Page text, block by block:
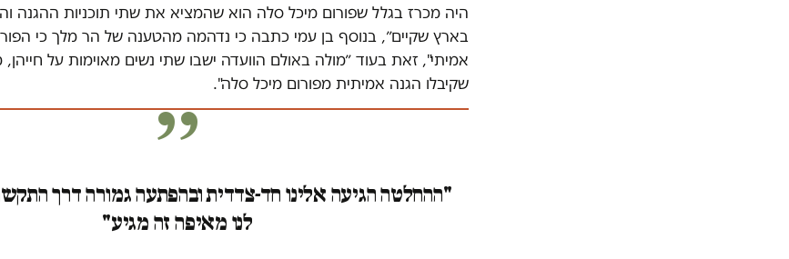
היה מכרז בגלל שפורום מיכל סלה הוא שהמציא את שתי תוכניות ההגנה
בארץ שקיים״, בנוסף בן עמי כתבה כי נדהמה מהטענה של הר מלך כי
אמיתי", זאת בעוד ״מולה באולם הוועדה ישבו שתי נשים מאוימות על
שקיבלו הגנה אמיתית מפורום מיכל סלה".
"ההחלטה הגיעה אלינו חד-צדדית ובהפתעה גמורה דרך
לנו מאיפה זה מגיע"